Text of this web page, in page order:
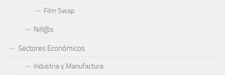
Film Swap
Niñ@s
Sectores Económicos
Industria y Manufactura